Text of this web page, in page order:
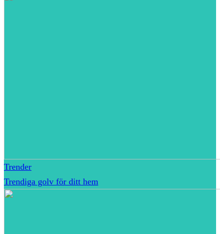
Trender
Trendiga golv för ditt hem